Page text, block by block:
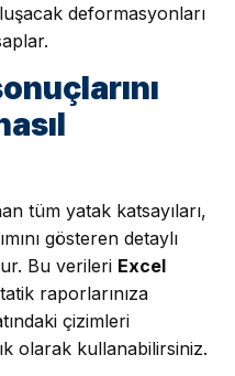
deformasyonları
tüm yatak katsayıları,
gösteren detaylı
Bu verileri Excel
raporlarınıza
çizimleri
olarak kullanabilirsiniz.